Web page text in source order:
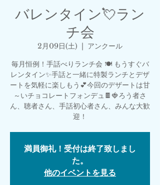
バレンタイン💘ラン
チ会
2月09日(土)
  |
アンクール
毎月恒例！手話べりランチ会 🍽 もうすぐバ
レンタイン✨手話と一緒に特製ランチとデザ
ートを気軽に楽しもう💕今回のデザートは甘
～いチョコレートフォンデュ🍫🍓ろう者さ
ん、聴者さん、手話初心者さん、みんな大歓
迎！
満員御礼！受付は終了致しまし
た。
他のイベントを見る